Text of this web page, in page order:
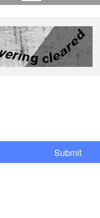
соглашаетесь с